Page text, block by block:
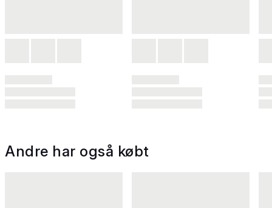
Andre har også købt